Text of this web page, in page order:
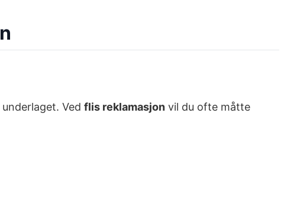
Ved flis reklamasjon vil du ofte måtte